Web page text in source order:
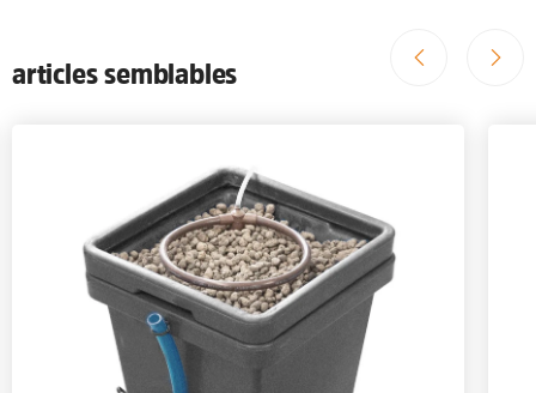
articles semblables